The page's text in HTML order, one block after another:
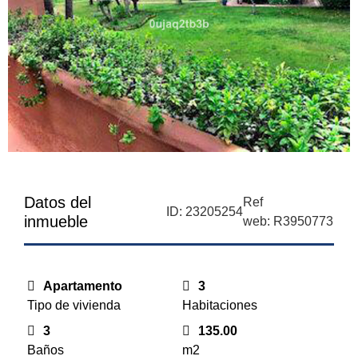
Datos del
inmueble
ID: 23205254
Ref
web: R3950773
Apartamento
Tipo de vivienda
3
Habitaciones
3
Baños
135.00
m2